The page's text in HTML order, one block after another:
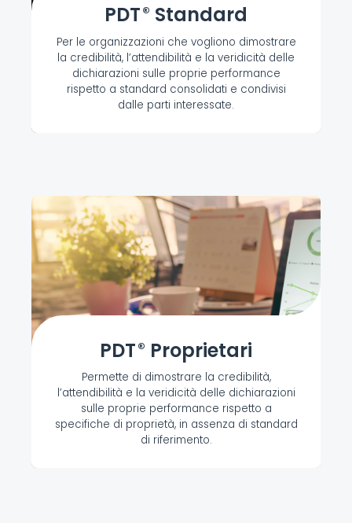
PDT® Standard
Per le organizzazioni che vogliono dimostrare
la credibilità, l’attendibilità e la veridicità delle
dichiarazioni sulle proprie performance
rispetto a standard consolidati e condivisi
dalle parti interessate.
Scopri di più
PDT® Proprietari
Permette di dimostrare la credibilità,
l’attendibilità e la veridicità delle dichiarazioni
sulle proprie performance rispetto a
specifiche di proprietà, in assenza di standard
di riferimento.